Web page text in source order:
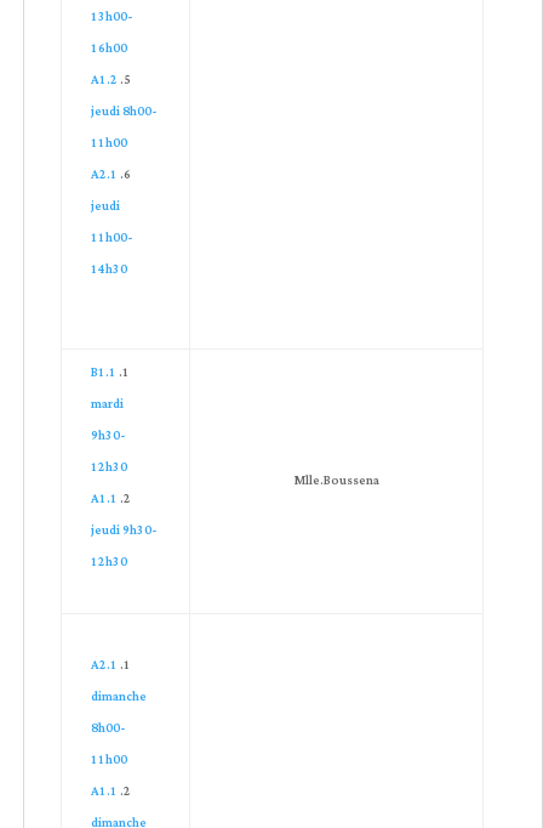
13h00-
16h00
A1.2
jeudi 8h00-
11h00
A2.1
jeudi
11h00-
14h30
Mlle.Boussena
B1.1
mardi
9h30-
12h30
A1.1
jeudi 9h30-
12h30
A2.1
dimanche
8h00-
11h00
A1.1
dimanche